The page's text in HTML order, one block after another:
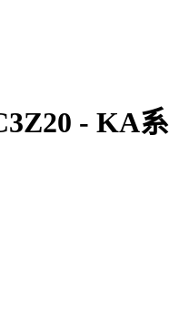
- KA系